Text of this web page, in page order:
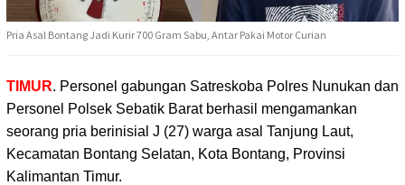
Pria Asal Bontang Jadi Kurir 700 Gram Sabu, Antar Pakai Motor Curian
TIMUR. Personel gabungan Satreskoba Polres Nunukan dan
Personel Polsek Sebatik Barat berhasil mengamankan
seorang pria berinisial J (27) warga asal Tanjung Laut,
Kecamatan Bontang Selatan, Kota Bontang, Provinsi
Kalimantan Timur.